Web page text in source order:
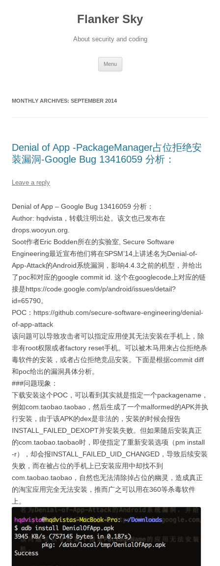
Flanker Sky
About security and coding
Menu
MONTHLY ARCHIVES: SEPTEMBER 2014
Denial of App -PackageManager占位拒绝安
装漏洞-Google Bug 13416059 分析：
Leave a reply
Denial of App – Google Bug 13416059 分析：
Author: hqdvista，转载注明出处。该文也已发布在
drops.wooyun.org.
Soot作者Eric Bodden所在的实验室, Secure Software
Engineering最近宣布他们将在SPSM’14上讲述名为Denial-of-
App-Attack的Android系统漏洞，影响4.4.3之前的机型，并给出
了poc和对应的google commit id. 这个在googlecode上对应的链
接是https://code.google.com/p/android/issues/detail?
id=65790。
POC：https://github.com/secure-software-engineering/denial-
of-app-attack
该问题可以导致攻击者可以指定应用使其无法安装在手机上，除
非有root权限或者factory reset手机。可以被木马用来占位拒绝杀
毒软件的安装，或者占位拒绝竞品安装。下面是根据commit diff
和poc给出的漏洞具体分析。
###问题现象：
下载安装这个POC，可以看到其实就是指定一个packagename，
例如com.taobao.taobao，然后生成了一个malformed的APK并执
行安装，由于该APK的dex是非法的，安装的时候会报告
INSTALL_FAILED_DEXOPT并安装失败。但如果随后安装真正
的com.taobao.taobao时，即使指定了重新安装选项（pm install
-r），却会报INSTALL_FAILED_UID_CHANGED，导致后续安装
失败，而在被占位的手机上已安装应用中却找不到
com.taobao.taobao，自然也无法清除掉占位的幽灵，造成真正
的淘宝应用完全无法安装，推而广之可以用在360等杀毒软件
上。